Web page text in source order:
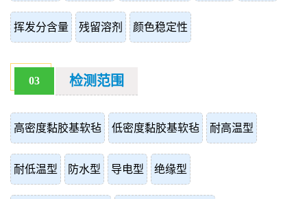
挥发分含量 残留溶剂 颜色稳定性
03 检测范围
高密度黏胶基软毡 低密度黏胶基软毡 耐高温型
耐低温型 防水型 导电型 绝缘型